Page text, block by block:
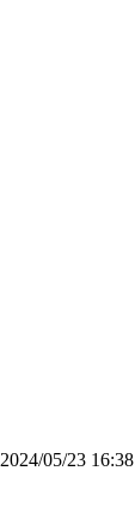
2024/05/23 16:38